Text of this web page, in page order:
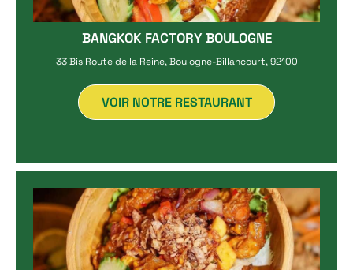
BANGKOK FACTORY BOULOGNE
33 Bis Route de la Reine, Boulogne-Billancourt, 92100
VOIR NOTRE RESTAURANT